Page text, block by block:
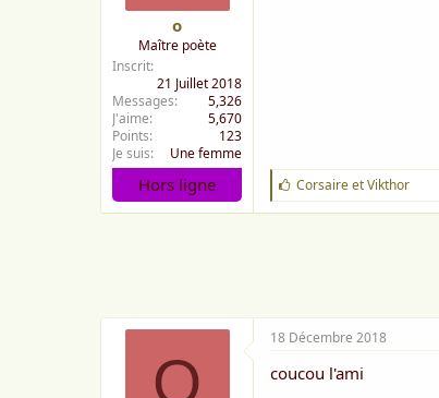
o
Maître poète
Inscrit
21 Juillet 2018
Messages
5,326
J'aime
5,670
Points
123
Je suis
Une femme
Hors ligne
J
'
a
CorsaireetVikthor
O
18 Décembre 2018
coucou l'ami